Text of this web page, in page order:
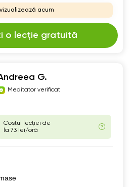
acum
o lecție gratuită
G.
Meditator verificat
Costul lecției de
la 73 lei/oră